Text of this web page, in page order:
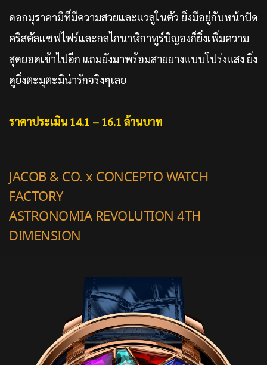
ดอกมุราคามิที่มีความสวยและแวลูในตัว ยิ่งมีอยู่กับหน้าปัด
คริสตัลแซฟไฟร์และกลไกนาฬิกาทูร์บิญองก็ยิ่งเพิ่มความ
สุดยอดเข้าไปอีก แถมยังมาพร้อมสายยางแบบโปร่งแสง ยิ่ง
ดูยิ่งตะมุตะมิน่ารักจริงๆเลย
ราคาประเมิน 14.1 – 16.1 ล้านบาท
JACOB & CO. x CONCEPTO WATCH
FACTORY
ASTRONOMIA REVOLUTION 4TH
DIMENSION